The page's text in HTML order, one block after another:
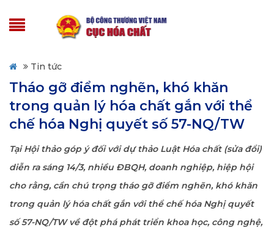
Tin tức
Tháo gỡ điểm nghẽn, khó khăn
trong quản lý hóa chất gắn với thể
chế hóa Nghị quyết số 57-NQ/TW
Tại Hội thảo góp ý đối với dự thảo Luật Hóa chất (sửa đổi)
diễn ra sáng 14/3, nhiều ĐBQH, doanh nghiệp, hiệp hội
cho rằng, cần chú trọng tháo gỡ điểm nghẽn, khó khăn
trong quản lý hóa chất gắn với thể chế hóa Nghị quyết
số 57-NQ/TW về đột phá phát triển khoa học, công nghệ,